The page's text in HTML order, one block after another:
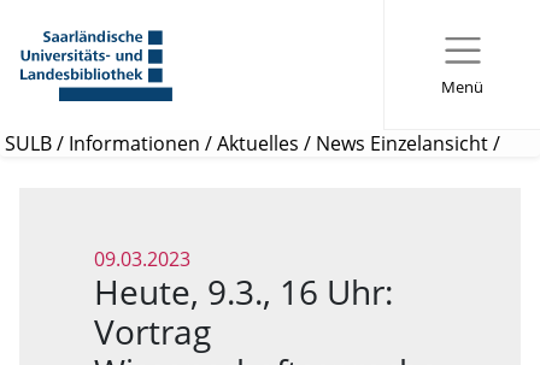
Menü
SULB/ Informationen /Aktuelles / News Einzelansicht/
09.03.2023
Heute, 9.3., 16 Uhr:
Vortrag